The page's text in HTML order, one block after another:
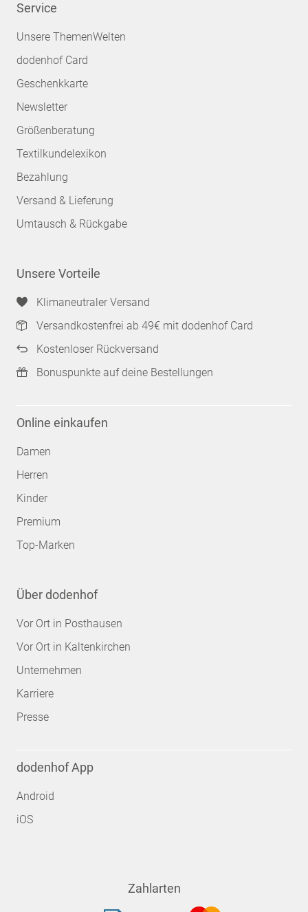
Service
Unsere ThemenWelten
dodenhof Card
Geschenkkarte
Newsletter
Größenberatung
Textilkundelexikon
Bezahlung
Versand & Lieferung
Umtausch & Rückgabe
Unsere Vorteile
Klimaneutraler Versand
Versandkostenfrei ab 49€ mit dodenhof Card
Kostenloser Rückversand
Bonuspunkte auf deine Bestellungen
Online einkaufen
Damen
Herren
Kinder
Premium
Top-Marken
Über dodenhof
Vor Ort in Posthausen
Vor Ort in Kaltenkirchen
Unternehmen
Karriere
Presse
dodenhof App
Android
iOS
Zahlarten